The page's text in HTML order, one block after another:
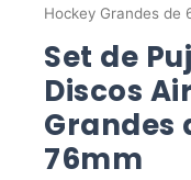
Hockey Grandes de
Set de
Discos
Grandes
76mm